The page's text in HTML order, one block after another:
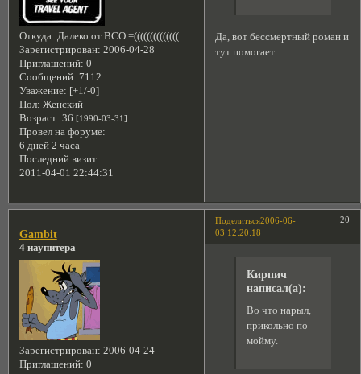
Откуда: Далеко от ВСО =((((((((((((((
Зарегистрирован: 2006-04-28
Приглашений: 0
Сообщений: 7112
Уважение: [+1/-0]
Пол: Женский
Возраст: 36 [1990-03-31]
Провел на форуме:
6 дней 2 часа
Последний визит:
2011-04-01 22:44:31
Да, вот бессмертный роман и
тут помогает
Поделиться 20
2006-06-
03 12:20:18
Gambit
4 наупитера
Зарегистрирован: 2006-04-24
Приглашений: 0
Кирпич
написал(а):
Во что нарыл,
прикольно по
мойму.